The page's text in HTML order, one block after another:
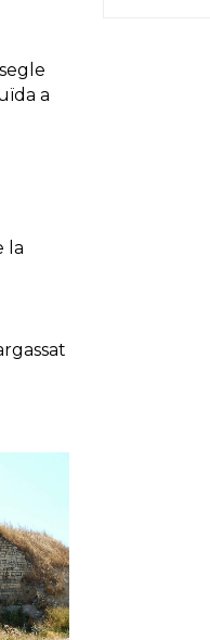
a
la